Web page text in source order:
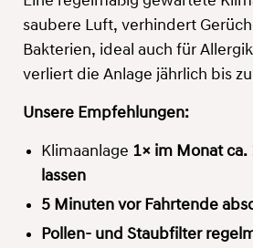
saubere Luft, verhindert
Bakterien, ideal auch für
verliert die Anlage jährlich bis
Unsere Empfehlungen:
Klimaanlage 1× im Monat
lassen
5 Minuten vor Fahrtende
Pollen- und Staubfilter